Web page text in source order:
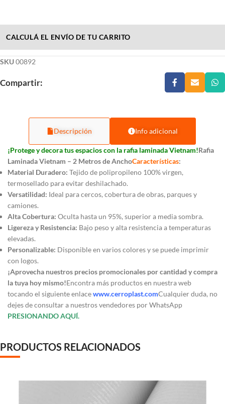
CALCULÁ EL ENVÍO DE TU CARRITO
SKU00892
Compartir:
Descripción Info adicional
¡Protege y decora tus espacios con la rafia laminada Vietnam!Rafia
Laminada Vietnam – 2 Metros de AnchoCaracterísticas:
Material Duradero: Tejido de polipropileno 100% virgen,
termosellado para evitar deshilachado.
Versatilidad: Ideal para cercos, cobertura de obras, parques y
camiones.
Alta Cobertura: Oculta hasta un 95%, superior a media sombra.
Ligereza y Resistencia: Bajo peso y alta resistencia a temperaturas
elevadas.
Personalizable: Disponible en varios colores y se puede imprimir
con logos.
¡Aprovecha nuestros precios promocionales por cantidad y compra
la tuya hoy mismo!Encontra más productos en nuestra web
tocando el siguiente enlacewww.cerroplast.comCualquier duda, no
dejes de consultar a nuestros vendedores por WhatsApp
PRESIONANDO AQUÍ.
PRODUCTOS RELACIONADOS